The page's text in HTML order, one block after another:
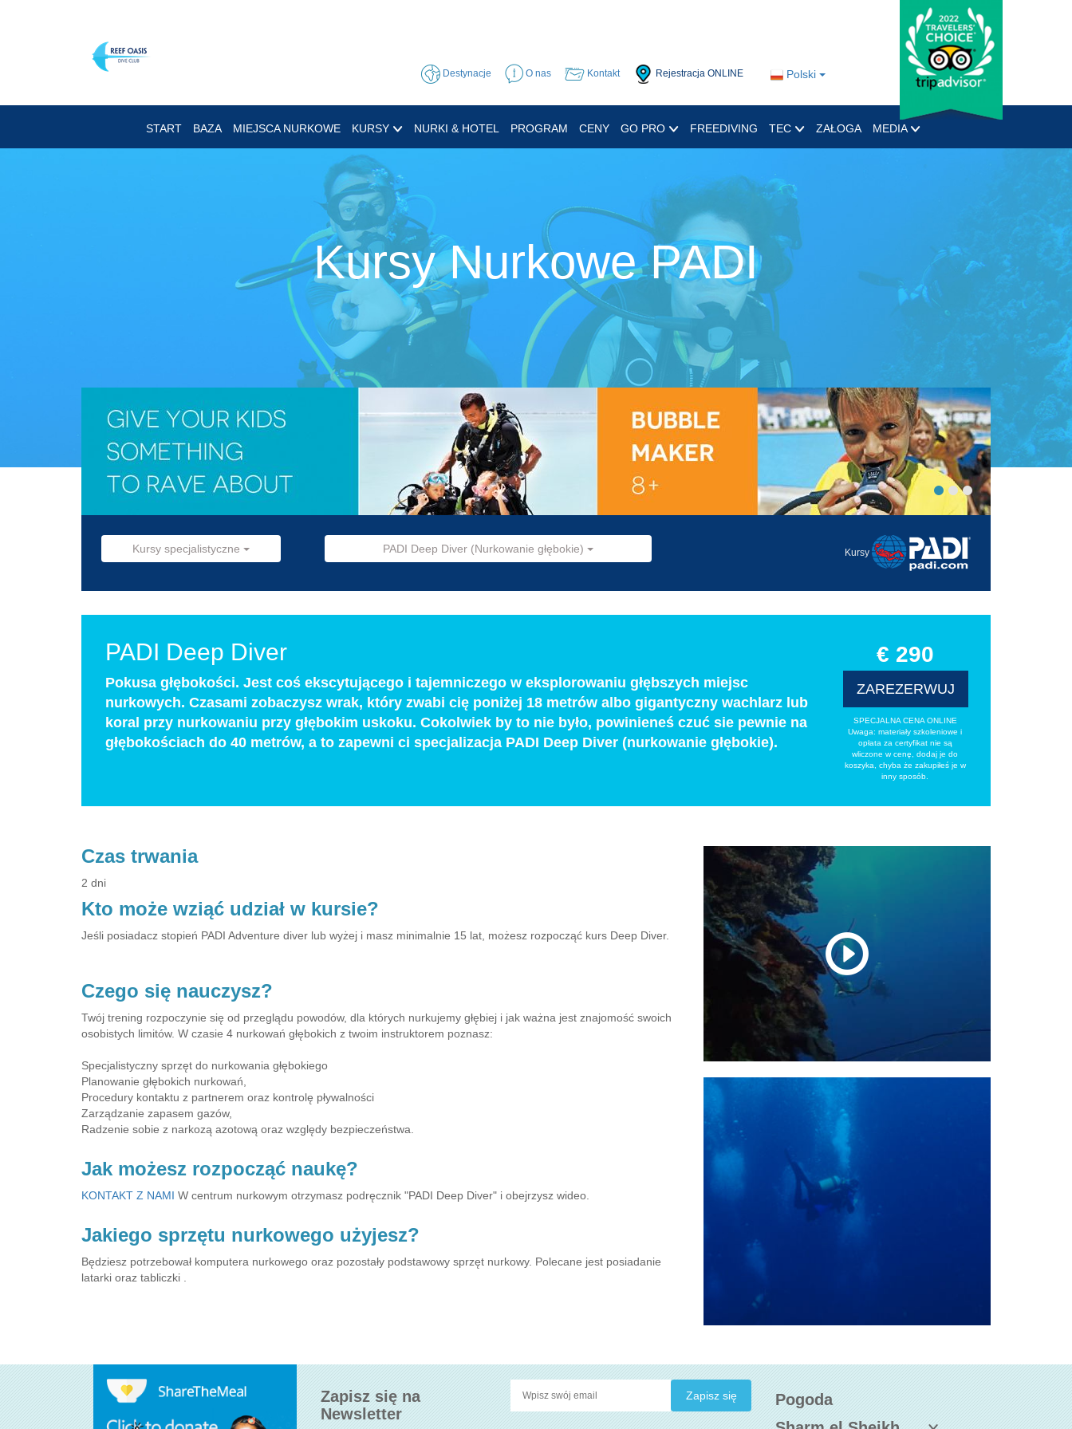
Polski
Destynacje O nas Kontakt Rejestracja ONLINE
START BAZA MIEJSCA NURKOWE KURSY NURKI & HOTEL PROGRAM CENY GO PRO FREEDIVING TEC ZAŁOGA MEDIA
Kursy Nurkowe PADI
Kursy specjalistyczne PADI Deep Diver (Nurkowanie głębokie) Kursy
PADI Deep Diver
Pokusa głębokości. Jest coś ekscytującego i tajemniczego w eksplorowaniu głębszych miejsc
nurkowych. Czasami zobaczysz wrak, który zwabi cię poniżej 18 metrów albo gigantyczny wachlarz lub
koral przy nurkowaniu przy głębokim uskoku. Cokolwiek by to nie było, powinieneś czuć sie pewnie na
głębokościach do 40 metrów, a to zapewni ci specjalizacja PADI Deep Diver (nurkowanie głębokie).
€ 290
ZAREZERWUJ
SPECJALNA CENA ONLINE
Uwaga: materiały szkoleniowe i
opłata za certyfikat nie są
wliczone w cenę, dodaj je do
koszyka, chyba że zakupiłeś je w
inny sposób.
Czas trwania
2 dni
Kto może wziąć udział w kursie?
Jeśli posiadacz stopień PADI Adventure diver lub wyżej i masz minimalnie 15 lat, możesz rozpocząć kurs Deep Diver.
Czego się nauczysz?
Twój trening rozpoczynie się od przeglądu powodów, dla których nurkujemy głębiej i jak ważna jest znajomość swoich
osobistych limitów. W czasie 4 nurkowań głębokich z twoim instruktorem poznasz:
Specjalistyczny sprzęt do nurkowania głębokiego
Planowanie głębokich nurkowań,
Procedury kontaktu z partnerem oraz kontrolę pływalności
Zarządzanie zapasem gazów,
Radzenie sobie z narkozą azotową oraz względy bezpieczeństwa.
Jak możesz rozpocząć naukę?
KONTAKT Z NAMI W centrum nurkowym otrzymasz podręcznik "PADI Deep Diver" i obejrzysz wideo.
Jakiego sprzętu nurkowego użyjesz?
Będziesz potrzebował komputera nurkowego oraz pozostały podstawowy sprzęt nurkowy. Polecane jest posiadanie
latarki oraz tabliczki .
Zapisz się na
Newsletter
Pogoda